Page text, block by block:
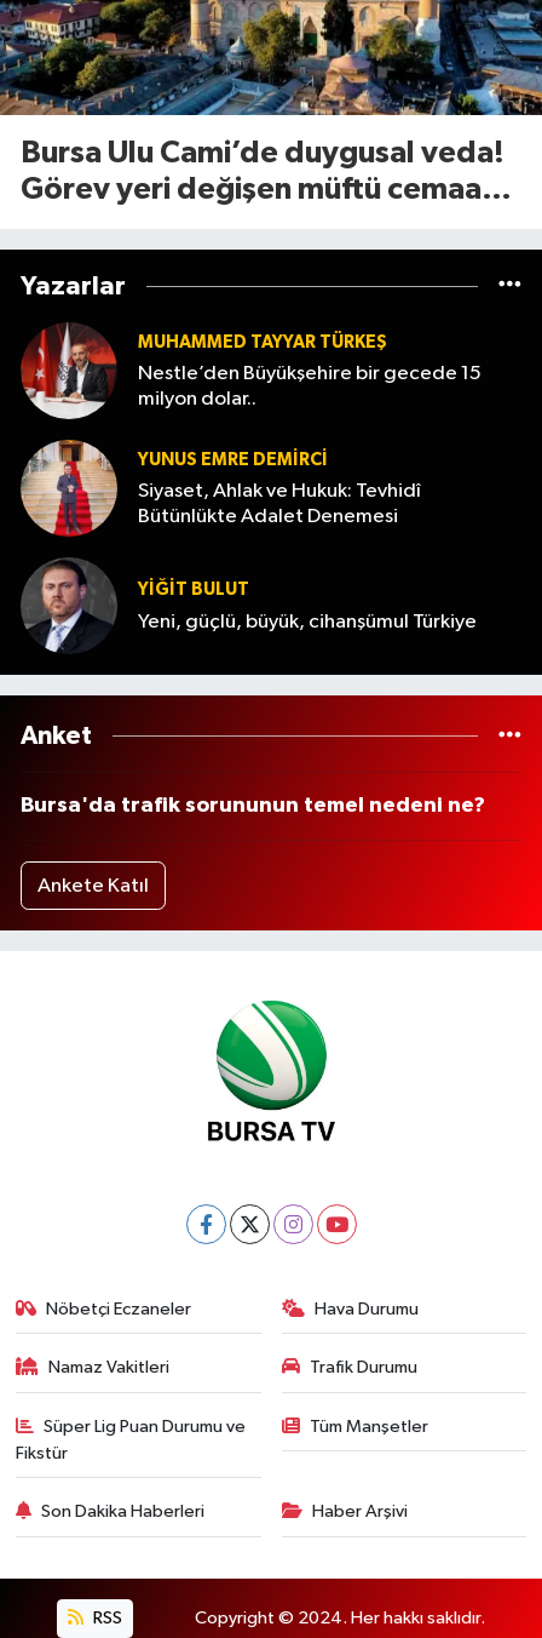
Bursa Ulu Cami’de duygusal veda!
Görev yeri değişen müftü cemaate
Yazarlar
MUHAMMED TAYYAR TÜRKEŞ
Nestle’den Büyükşehire bir gecede 15
milyon dolar..
YUNUS EMRE DEMIRCI
Siyaset, Ahlak ve Hukuk: Tevhidî
Bütünlükte Adalet Denemesi
YİĞİT BULUT
Yeni, güçlü, büyük, cihanşümul Türkiye
Anket
Bursa'da trafik sorununun temel nedeni ne?
Ankete Katıl
Nöbetçi Eczaneler Hava Durumu
Namaz Vakitleri Trafik Durumu
Süper Lig Puan Durumu ve
Fikstür
Tüm Manşetler
Son Dakika Haberleri Haber Arşivi
RSS Copyright © 2024. Her hakkı saklıdır.